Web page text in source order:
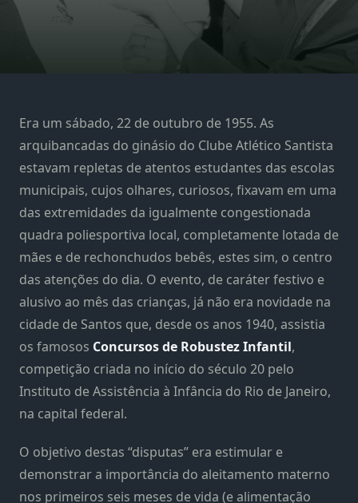
Era um sábado, 22 de outubro de 1955. As
arquibancadas do ginásio do Clube Atlético Santista
estavam repletas de atentos estudantes das escolas
municipais, cujos olhares, curiosos, fixavam em uma
das extremidades da igualmente congestionada
quadra poliesportiva local, completamente lotada de
mães e de rechonchudos bebês, estes sim, o centro
das atenções do dia. O evento, de caráter festivo e
alusivo ao mês das crianças, já não era novidade na
cidade de Santos que, desde os anos 1940, assistia
os famosos Concursos de Robustez Infantil,
competição criada no início do século 20 pelo
Instituto de Assistência à Infância do Rio de Janeiro,
na capital federal.
O objetivo destas “disputas” era estimular e
demonstrar a importância do aleitamento materno
nos primeiros seis meses de vida (e alimentação